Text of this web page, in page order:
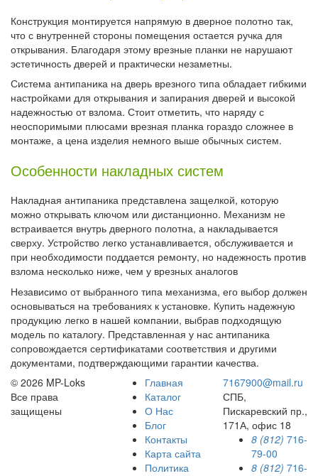
Конструкция монтируется напрямую в дверное полотно так,
что с внутренней стороны помещения остается ручка для
открывания. Благодаря этому врезные планки не нарушают
эстетичность дверей и практически незаметны.
Система антипаника на дверь врезного типа обладает гибкими
настройками для открывания и запирания дверей и высокой
надежностью от взлома. Стоит отметить, что наряду с
неоспоримыми плюсами врезная планка гораздо сложнее в
монтаже, а цена изделия немного выше обычных систем.
Особенности накладных систем
Накладная антипаника представлена защелкой, которую
можно открывать ключом или дистанционно. Механизм не
встраивается внутрь дверного полотна, а накладывается
сверху. Устройство легко устанавливается, обслуживается и
при необходимости поддается ремонту, но надежность против
взлома несколько ниже, чем у врезных аналогов
Независимо от выбранного типа механизма, его выбор должен
основываться на требованиях к установке. Купить надежную
продукцию легко в нашей компании, выбрав подходящую
модель по каталогу. Представленная у нас антипаника
сопровождается сертификатами соответствия и другими
документами, подтверждающими гарантии качества.
© 2026 MP-Loks
Все права
защищены
Главная
Каталог
О Нас
Блог
Контакты
Карта сайта
Политика
7167900@mail.ru
СПБ,
Пискаревский пр.,
171А, офис 18
8 (812) 716-
79-00
8 (812) 716-